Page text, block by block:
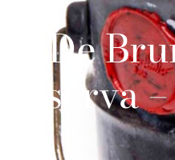
De
Riserva